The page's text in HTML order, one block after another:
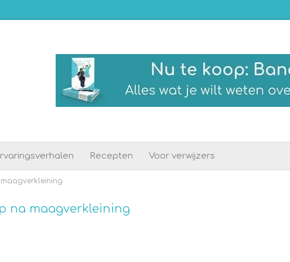
Recepten Voor verwijzers
na maagverkleining